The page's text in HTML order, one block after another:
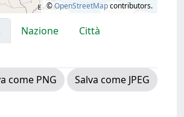
©OpenStreetMapcontributors.
Nazione
Città
come PNG
Salva come JPEG